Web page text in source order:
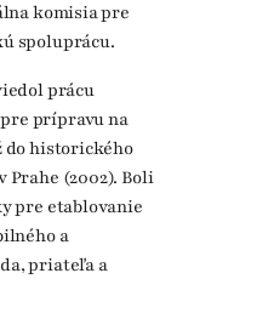
komisia pre
spoluprácu.
prácu
prípravu na
do historického
Prahe (2002). Boli
pre etablovanie
a
priateľa a